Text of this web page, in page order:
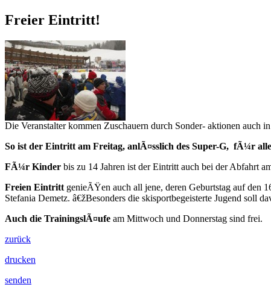
Freier Eintritt!
Die Veranstalter kommen Zuschauern durch Sonder- aktionen auch
So ist der Eintritt am Freitag, anlÃ¤sslich des Super-G, fÃ¼r
FÃ¼r Kinder bis zu 14 Jahren ist der Eintritt auch bei der Abfahrt
Freien Eintritt genieÃŸen auch all jene, deren Geburtstag auf
Stefania Demetz. â€žBesonders die skisportbegeisterte Jugend soll
Auch die TrainingslÃ¤ufe am Mittwoch und Donnerstag sind frei.
zurück
drucken
senden